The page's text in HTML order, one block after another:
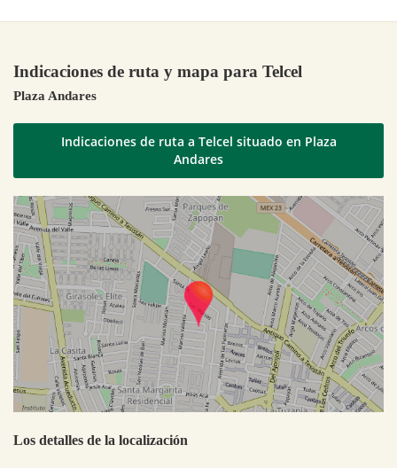
Indicaciones de ruta y mapa para Telcel
Plaza Andares
Indicaciones de ruta a Telcel situado en Plaza
Andares
Los detalles de la localización